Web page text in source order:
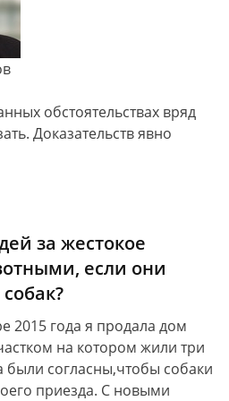
обстоятельствах вряд
Доказательств явно
за жестокое
если они
2015 года я продала дом
на котором жили три
были согласны,чтобы собаки
приезда. С новыми